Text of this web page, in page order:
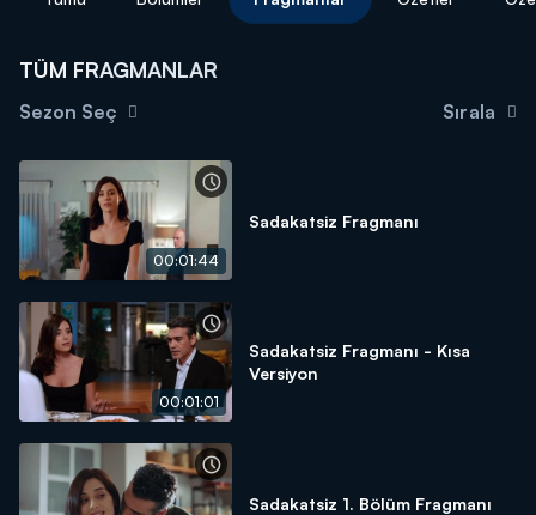
DİĞER SONUÇLAR
TÜM FRAGMANLAR
Sezon Seç Sırala
00:01:44
Sadakatsiz Fragmanı
00:01:01
Sadakatsiz Fragmanı - Kısa
Versiyon
Sadakatsiz 1. Bölüm Fragmanı